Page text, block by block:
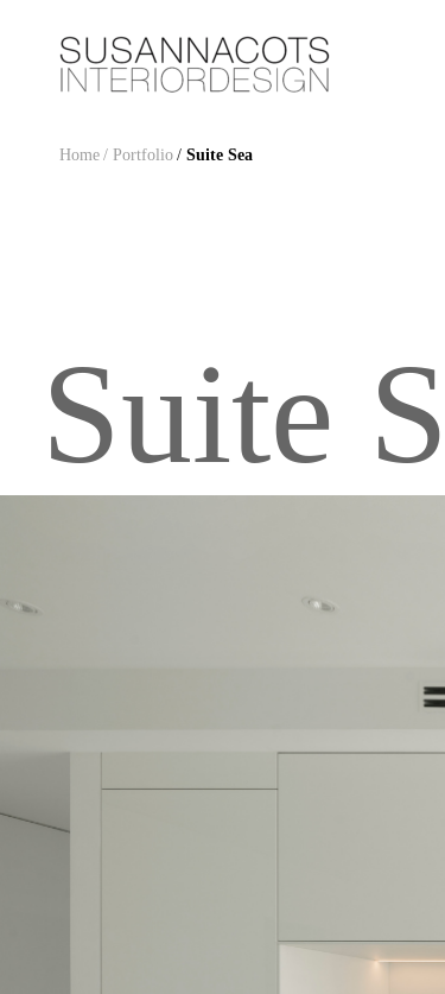
Home / Portfolio / Suite Sea
Suite